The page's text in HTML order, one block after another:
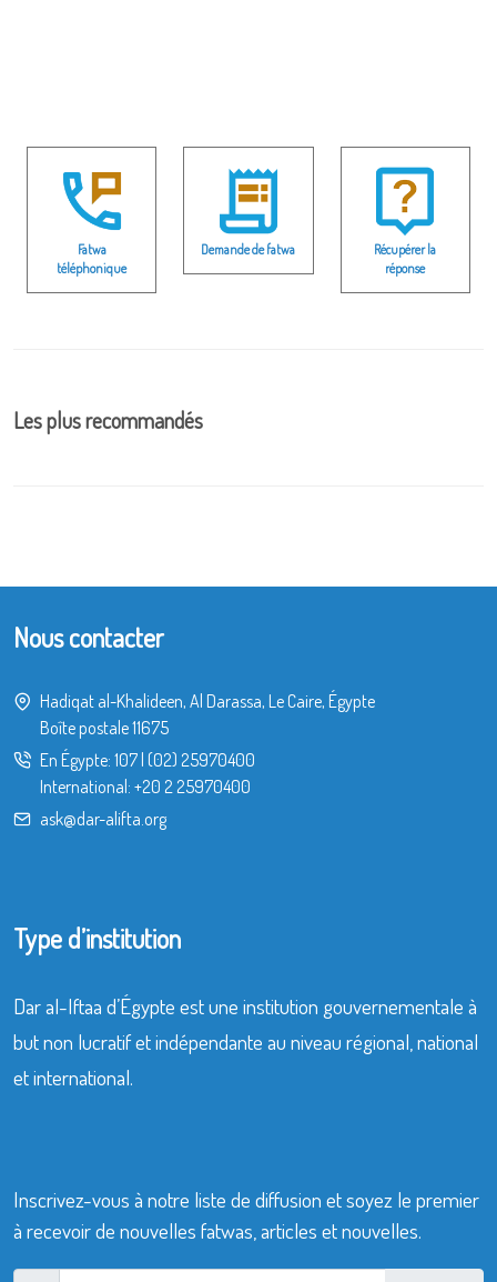
Fatwa
téléphonique
Demande de fatwa
Récupérer la
réponse
Les plus recommandés
Nous contacter
Hadiqat al-Khalideen, Al Darassa, Le Caire, Égypte
Boîte postale 11675
En Égypte: 107| (02) 25970400
International: +20 2 25970400
ask@dar-alifta.org
Type d’institution
Dar al-Iftaa d’Égypte est une institution gouvernementale à
but non lucratif et indépendante au niveau régional, national
et international.
Inscrivez-vous à notre liste de diffusion et soyez le premier
à recevoir de nouvelles fatwas, articles et nouvelles.